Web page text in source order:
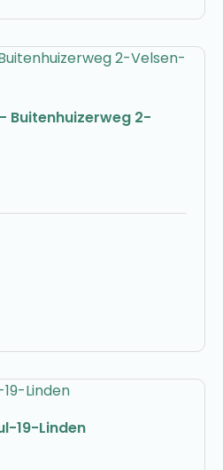
Buitenhuizerweg 2-
19-Linden